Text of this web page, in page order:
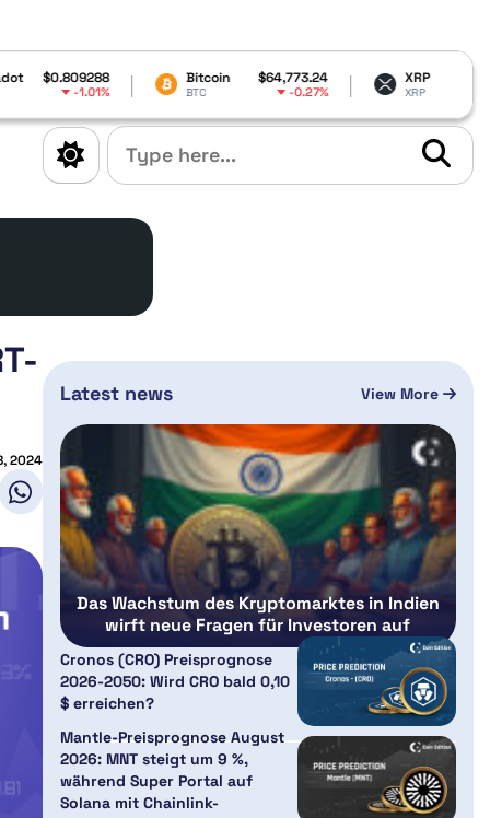
Bitcoin $64,773.24
BTC -0.27%
XRP $1.03
XRP -0.23%
2024
Latest news View More
Das Wachstum des Kryptomarktes in Indien
wirft neue Fragen für Investoren auf
Cronos (CRO) Preisprognose
2026-2050: Wird CRO bald 0,10
$ erreichen?
Mantle-Preisprognose August
2026: MNT steigt um 9 %,
während Super Portal auf
Solana mit Chainlink-